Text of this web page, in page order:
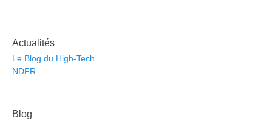
Actualités
Le Blog du High-Tech
NDFR
Blog